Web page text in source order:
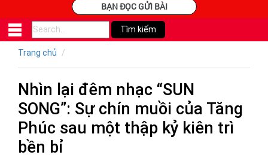
BẠN ĐỌC GỬI BÀI
Trang chủ
Nhìn lại đêm nhạc “SUN
SONG”: Sự chín muồi của Tăng
Phúc sau một thập kỷ kiên trì
bền bỉ